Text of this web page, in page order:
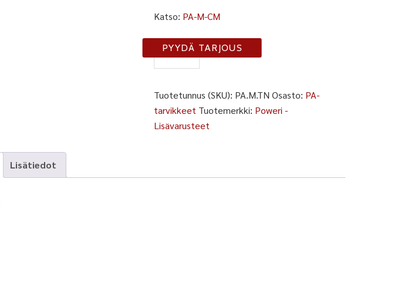
Katso: PA-M-CM
PA-
M-
määrä
PYYDÄ TARJOUS
Tuotetunnus (SKU): PA.M.TN Osasto: PA-
tarvikkeet Tuotemerkki: Poweri -
Lisävarusteet
Lisätiedot